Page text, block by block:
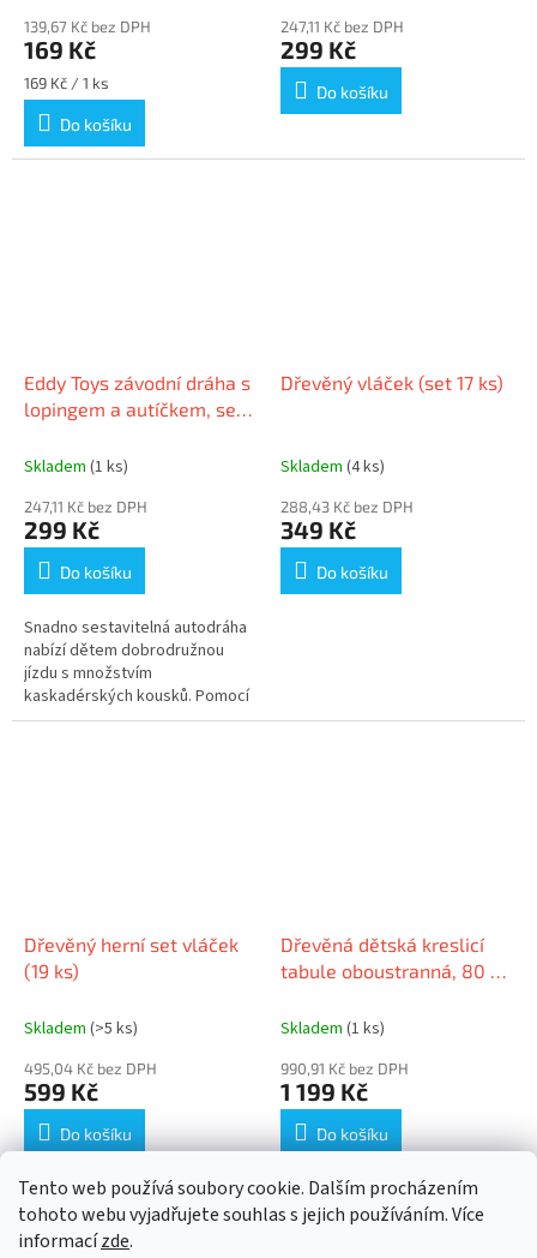
Tento web používá soubory cookie. Dalším procházením
tohoto webu vyjadřujete souhlas s jejich používáním. Více
informacízde.
139,67 Kč bez DPH
169 Kč
Měrná
cena:
169 Kč / 1 ks
Do košíku
247,11 Kč bez DPH
299 Kč
Do košíku
Eddy Toys závodní dráha s
lopingem a autíčkem, set
Skladem (1 ks)
247,11 Kč bez DPH
299 Kč
Do košíku
Snadno sestavitelná autodráha
nabízí dětem dobrodružnou
jízdu s množstvím
kaskadérských kousků. Pomocí
modré smyčky umožníte vyjet
Dřevěný vláček (set 17 ks)
Skladem (4 ks)
288,43 Kč bez DPH
349 Kč
Do košíku
Dřevěný herní set vláček
(19 ks)
Skladem (>5 ks)
495,04 Kč bez DPH
599 Kč
Do košíku
Dřevěná dětská kreslicí
tabule oboustranná, 80 x
Skladem (1 ks)
990,91 Kč bez DPH
1 199 Kč
Do košíku
O
12položek celkem